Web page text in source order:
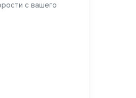
с вашего